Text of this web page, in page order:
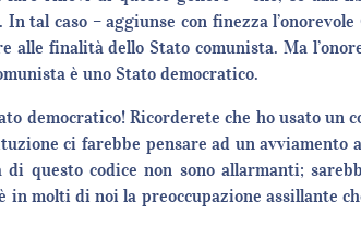
tal caso – aggiunse con finezza
finalità dello Stato comunista. Ma
è uno Stato democratico.
democratico! Ricorderete che ho usato
ci farebbe pensare ad un
questo codice non sono allarmanti;
in molti di noi la preoccupazione assillante